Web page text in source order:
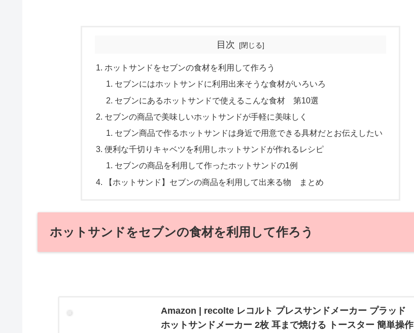
目次
ホットサンドをセブンの食材を利用して作ろう
セブンにはホットサンドに利用出来そうな食材がいろいろ
セブンにあるホットサンドで使えるこんな食材 第10選
セブンの商品で美味しいホットサンドが手軽に美味しく
セブン商品で作るホットサンドは身近で用意できる具材だとお伝えしたい
便利な千切りキャベツを利用しホットサンドが作れるレシピ
セブンの商品を利用して作ったホットサンドの1例
【ホットサンド】セブンの商品を利用して出来る物 まとめ
ホットサンドをセブンの食材を利用して作ろう
Amazon | recolte レコルト プレスサンドメーカー プラッド
ホットサンドメーカー 2枚 耳まで焼ける トースター 簡単操作